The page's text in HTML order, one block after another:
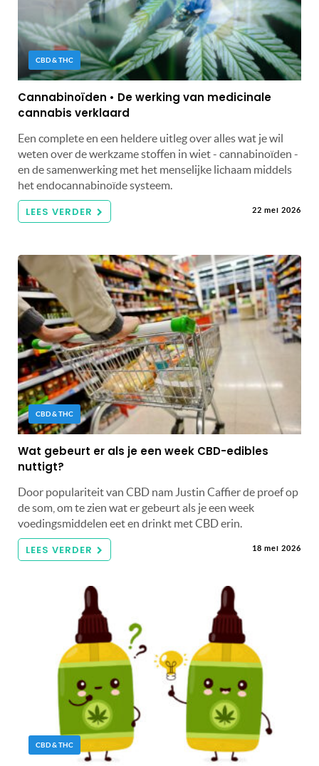
CBD & THC
Cannabinoïden • De werking van medicinale
cannabis verklaard
Een complete en een heldere uitleg over alles wat je wil
weten over de werkzame stoffen in wiet - cannabinoïden -
en de samenwerking met het menselijke lichaam middels
het endocannabinoïde systeem.
LEES VERDER 22 mei 2026
CBD & THC
Wat gebeurt er als je een week CBD-edibles
nuttigt?
Door populariteit van CBD nam Justin Caffier de proef op
de som, om te zien wat er gebeurt als je een week
voedingsmiddelen eet en drinkt met CBD erin.
LEES VERDER 18 mei 2026
CBD & THC